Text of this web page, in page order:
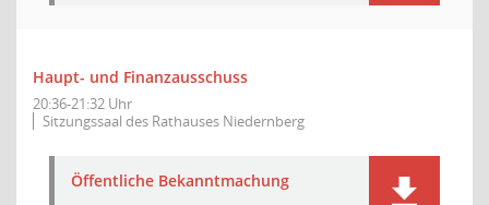
Haupt- und Finanzausschuss
20:36-21:32 Uhr
Sitzungssaal des Rathauses Niedernberg
Öffentliche Bekanntmachung